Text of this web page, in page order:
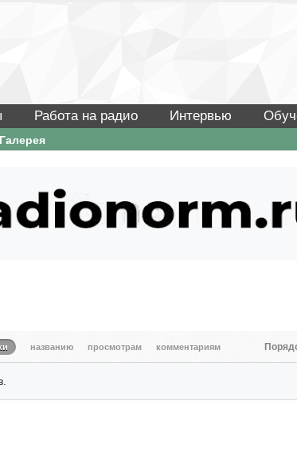
Работа на радио Интервью
Галерея
названию просмотрам комментариям